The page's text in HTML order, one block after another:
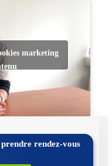
marketing
rendez-vous